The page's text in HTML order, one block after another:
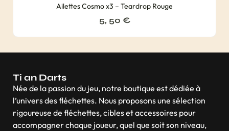
Ailettes Cosmo x3 – Teardrop Rouge
5, 50 €
Ti an Darts
Née de la passion du jeu, notre boutique est dédiée à
l’univers des fléchettes. Nous proposons une sélection
rigoureuse de fléchettes, cibles et accessoires pour
accompagner chaque joueur, quel que soit son niveau,